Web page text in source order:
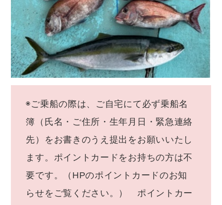
◉ご乗船の際は、ご自宅にて必ず乗船名
簿（氏名・ご住所・生年月日・緊急連絡
先）をお書きのうえ提出をお願いいたし
ます。ポイントカードをお持ちの方は不
要です。（HPのポイントカードのお知
らせをご覧ください。） ポイントカー